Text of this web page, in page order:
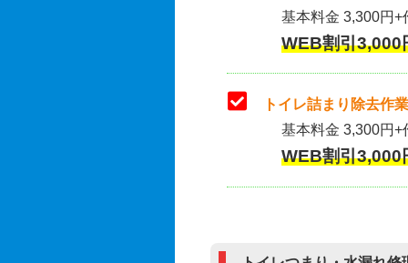
基本料金 3,300円+
WEB割引
トイレ詰まり除去作
基本料金 3,300円+
WEB割引